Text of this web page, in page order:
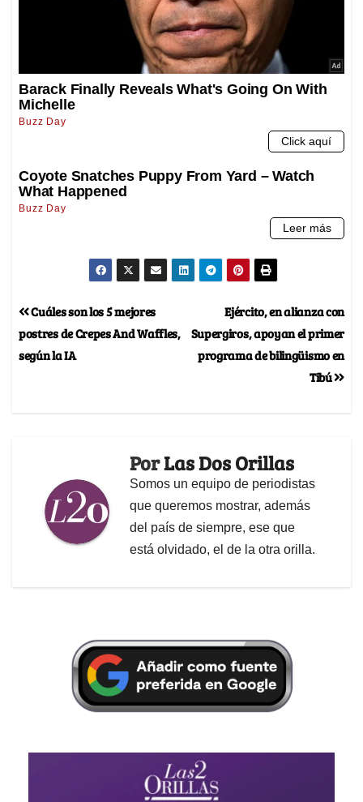
Ejército, en alianza con
Supergiros, apoyan el primer
programa de bilingüismo en
Tibú
Cuáles son los 5 mejores
postres de Crepes And Waffles,
según la IA
PorLas Dos Orillas
Somos un equipo de periodistas
que queremos mostrar, además
del país de siempre, ese que
está olvidado, el de la otra orilla.